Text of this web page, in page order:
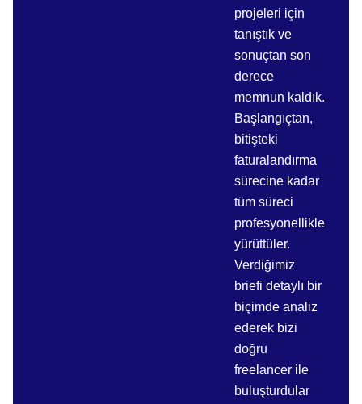
projeleri için
tanıştık ve
sonuçtan son
derece
memnun kaldık.
Başlangıçtan,
bitişteki
faturalandırma
sürecine kadar
tüm süreci
profesyonellikle
yürüttüler.
Verdiğimiz
briefi detaylı bir
biçimde analiz
ederek bizi
doğru
freelancer ile
buluşturdular